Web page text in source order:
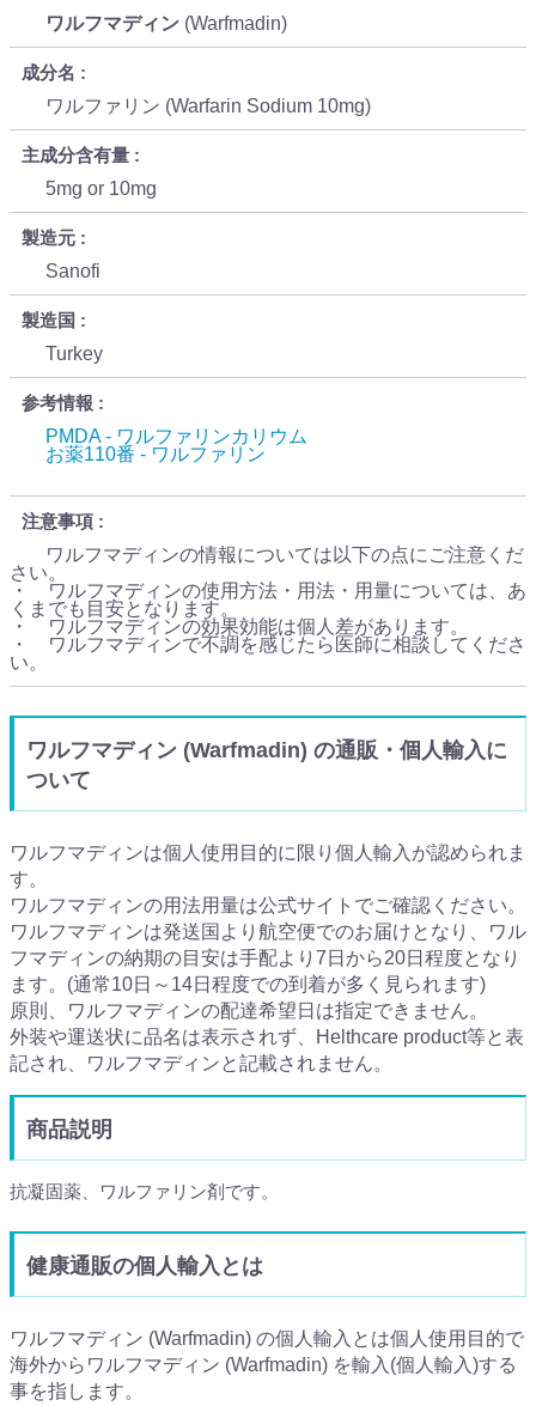
ワルフマディン (Warfmadin)
成分名
ワルファリン (Warfarin Sodium 10mg)
主成分含有量
5mg or 10mg
製造元
Sanofi
製造国
Turkey
参考情報
PMDA - ワルファリンカリウム
お薬110番 - ワルファリン
注意事項
ワルフマディンの情報については以下の点にご注意くだ
さい。
・ ワルフマディンの使用方法・用法・用量については、あ
くまでも目安となります。
・ ワルフマディンの効果効能は個人差があります。
・ ワルフマディンで不調を感じたら医師に相談してくださ
い。
ワルフマディン (Warfmadin) の通販・個人輸入に
ついて
ワルフマディンは個人使用目的に限り個人輸入が認められま
す。
ワルフマディンの用法用量は公式サイトでご確認ください。
ワルフマディンは発送国より航空便でのお届けとなり、ワル
フマディンの納期の目安は手配より7日から20日程度となり
ます。(通常10日～14日程度での到着が多く見られます)
原則、ワルフマディンの配達希望日は指定できません。
外装や運送状に品名は表示されず、Helthcare product等と表
記され、ワルフマディンと記載されません。
商品説明
抗凝固薬、ワルファリン剤です。
健康通販の個人輸入とは
ワルフマディン (Warfmadin) の個人輸入とは個人使用目的で
海外からワルフマディン (Warfmadin) を輸入(個人輸入)する
事を指します。